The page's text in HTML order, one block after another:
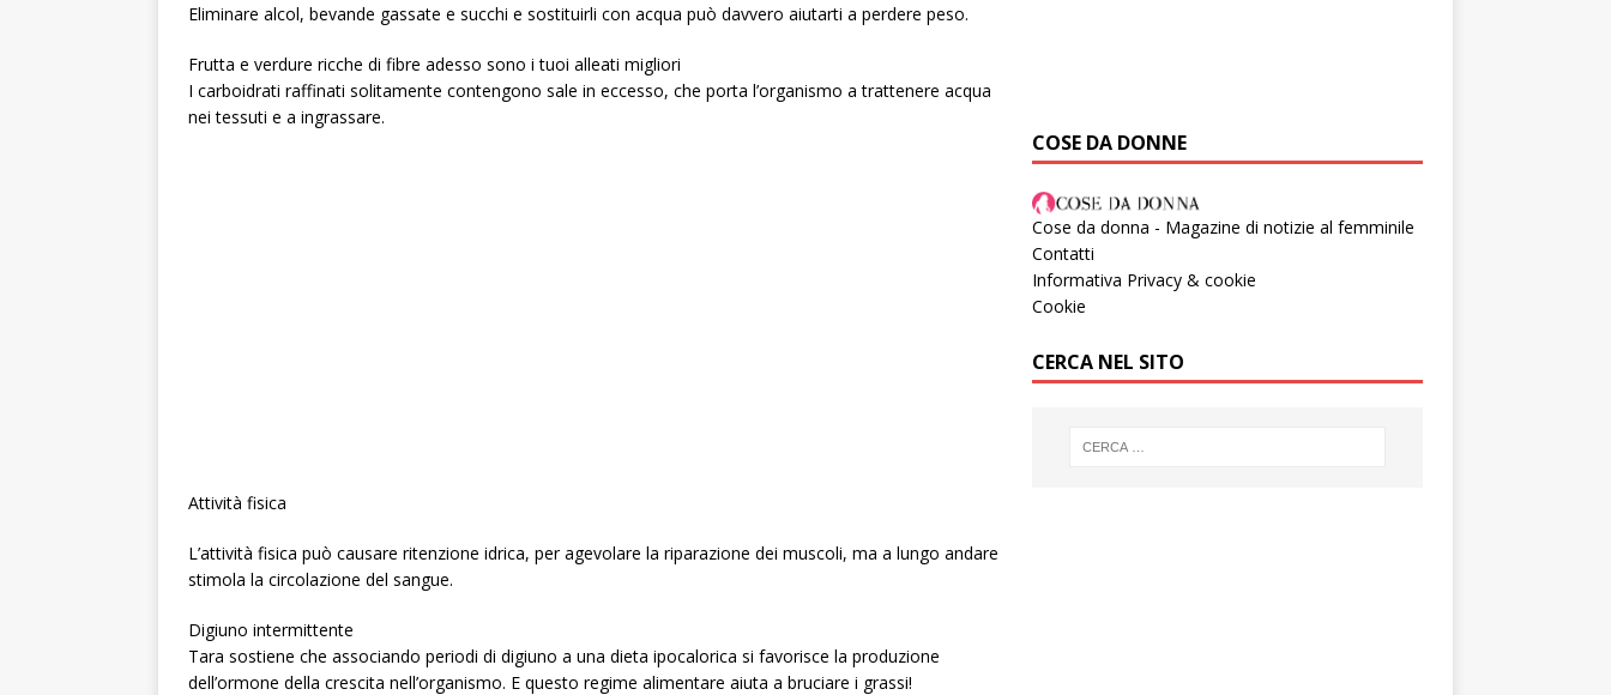
Eliminare alcol, bevande gassate e succhi e sostituirli con acqua può davvero aiutarti a perdere peso.
Frutta e verdure ricche di fibre adesso sono i tuoi alleati migliori
I carboidrati raffinati solitamente contengono sale in eccesso, che porta l’organismo a trattenere acqua
nei tessuti e a ingrassare.
Attività fisica
L’attività fisica può causare ritenzione idrica, per agevolare la riparazione dei muscoli, ma a lungo andare
stimola la circolazione del sangue.
Digiuno intermittente
Tara sostiene che associando periodi di digiuno a una dieta ipocalorica si favorisce la produzione
dell’ormone della crescita nell’organismo. E questo regime alimentare aiuta a bruciare i grassi!
COSE DA DONNE
Cose da donna - Magazine di notizie al femminile
Contatti
Informativa Privacy & cookie
Cookie
CERCA NEL SITO